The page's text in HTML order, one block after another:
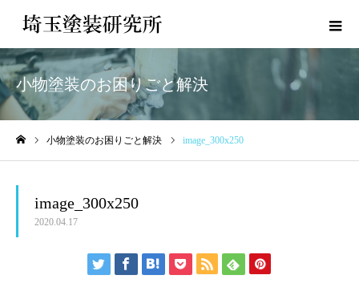
小物塗装のお困りごと解決
小物塗装のお困りごと解決 image_300x250
image_300x250
2020.04.17